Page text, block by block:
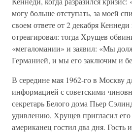
могу больше отступать, за моей
своем ответе от 2 декабря
отреагировал: тогда Хрущев
«мегаломании» и заявил: «Мы
Германией, и мы его заключим и
В середине мая 1962-го в Москву
информацией с советскими
секретарь Белого дома Пьер
удивлению, Хрущев пригласил его
американец гостил два дня. Гость